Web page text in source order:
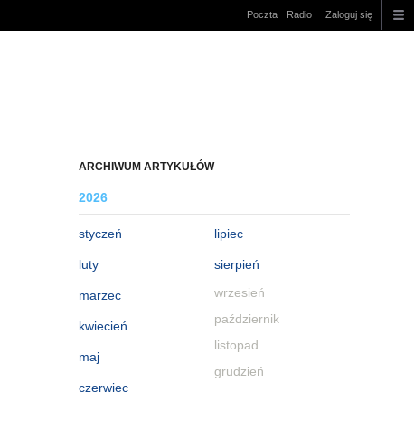
Poczta Radio Zaloguj się
ARCHIWUM ARTYKUŁÓW
2026
styczeń
luty
marzec
kwiecień
maj
czerwiec
lipiec
sierpień
wrzesień
październik
listopad
grudzień